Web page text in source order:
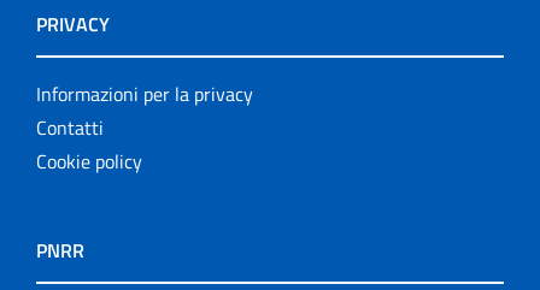
PRIVACY
Informazioni per la privacy
Contatti
Cookie policy
PNRR